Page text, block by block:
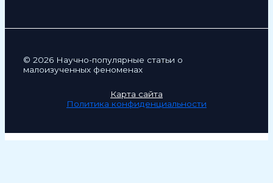
© 2026 Научно-популярные статьи о
малоизученных феноменах
Карта сайта
Политика конфиденциальности